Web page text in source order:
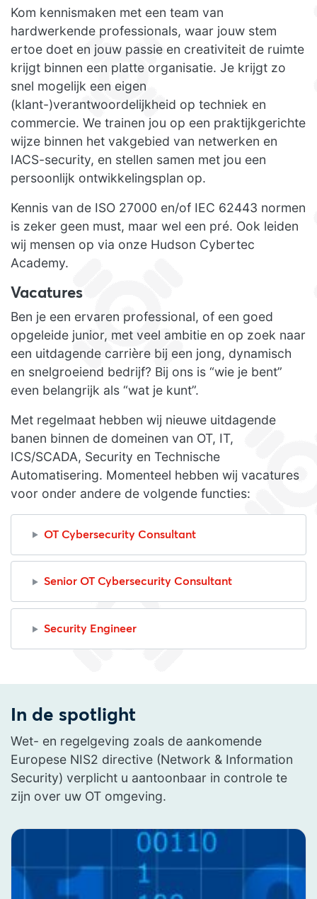
Kom kennismaken met een team van
hardwerkende professionals, waar jouw stem
ertoe doet en jouw passie en creativiteit de ruimte
krijgt binnen een platte organisatie. Je krijgt zo
snel mogelijk een eigen
(klant-)verantwoordelijkheid op techniek en
commercie. We trainen jou op een praktijkgerichte
wijze binnen het vakgebied van netwerken en
IACS-security, en stellen samen met jou een
persoonlijk ontwikkelingsplan op.
Kennis van de ISO 27000 en/of IEC 62443 normen
is zeker geen must, maar wel een pré. Ook leiden
wij mensen op via onze Hudson Cybertec
Academy.
Vacatures
Ben je een ervaren professional, of een goed
opgeleide junior, met veel ambitie en op zoek naar
een uitdagende carrière bij een jong, dynamisch
en snelgroeiend bedrijf? Bij ons is “wie je bent”
even belangrijk als “wat je kunt”.
Met regelmaat hebben wij nieuwe uitdagende
banen binnen de domeinen van OT, IT,
ICS/SCADA, Security en Technische
Automatisering. Momenteel hebben wij vacatures
voor onder andere de volgende functies:
OT Cybersecurity Consultant
Senior OT Cybersecurity Consultant
Security Engineer
In de spotlight
Wet- en regelgeving zoals de aankomende
Europese NIS2 directive (Network & Information
Security) verplicht u aantoonbaar in controle te
zijn over uw OT omgeving.